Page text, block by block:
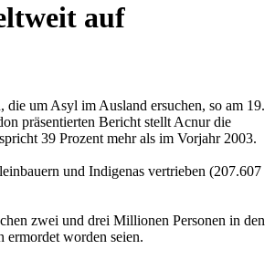
auf
um Asyl im Ausland ersuchen, so am 19.
präsentierten Bericht stellt Acnur die
39 Prozent mehr als im Vorjahr 2003.
und Indigenas vertrieben (207.607
zwei und drei Millionen Personen in den
ermordet worden seien.